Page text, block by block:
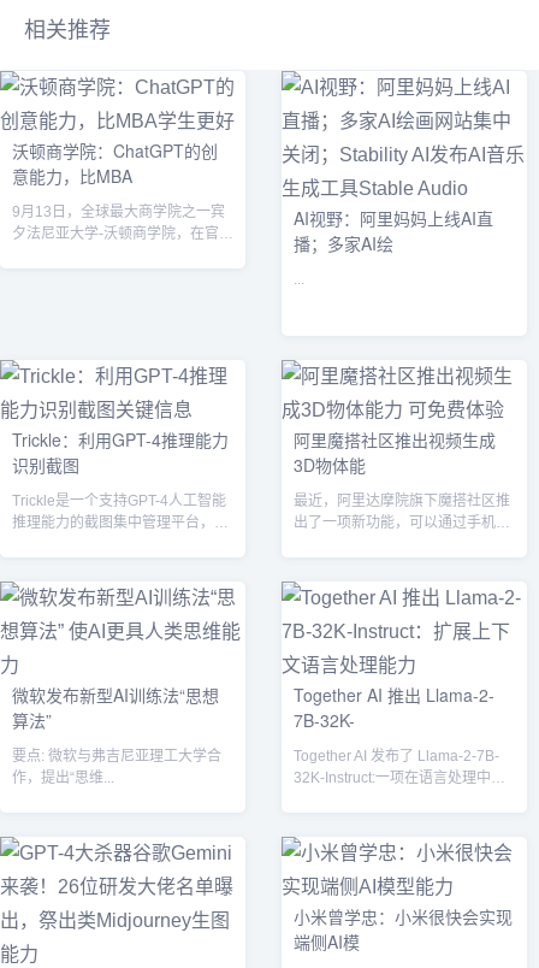
相关推荐
沃顿商学院：ChatGPT的创
意能力，比MBA
9月13日，全球最大商学院之一宾
夕法尼亚大学-沃顿商学院，在官网
AI视野：阿里妈妈上线AI直
播；多家AI绘
...
Trickle：利用GPT-4推理能力
识别截图
Trickle是一个支持GPT-4人工智能
推理能力的截图集中管理平台，能
阿里魔搭社区推出视频生成
3D物体能
最近，阿里达摩院旗下魔搭社区推
出了一项新功能，可以通过手机环
微软发布新型AI训练法“思想
算法”
要点: 微软与弗吉尼亚理工大学合
作，提出“思维...
Together AI 推出 Llama-2-
7B-32K-
Together AI 发布了 Llama-2-7B-
32K-Instruct:一项在语言处理中扩
小米曾学忠：小米很快会实现
端侧AI模